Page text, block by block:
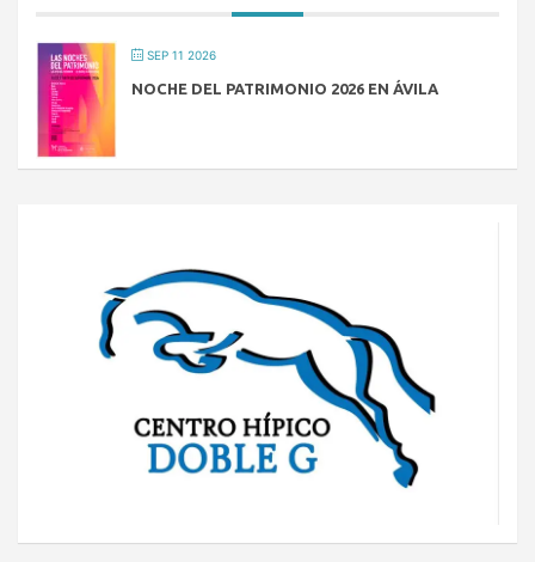
SEP 11 2026
NOCHE DEL PATRIMONIO 2026 EN ÁVILA